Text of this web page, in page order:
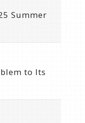
Summer
to Its